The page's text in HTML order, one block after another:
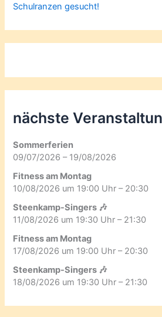
Schulranzen gesucht!
nächste
Sommerferien
09/07/2026 – 19/08/2026
Fitness am Montag
10/08/2026 um 19:00 Uhr – 20:30
Steenkamp-Singers 🎶
11/08/2026 um 19:30 Uhr – 21:30
Fitness am Montag
17/08/2026 um 19:00 Uhr – 20:30
Steenkamp-Singers 🎶
18/08/2026 um 19:30 Uhr – 21:30